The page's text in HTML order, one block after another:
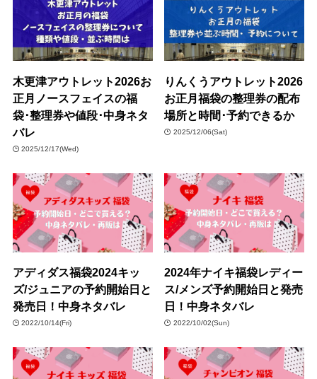
木更津アウトレット2026お
正月ノースフェイスの福
袋･整理券や値段･中身ネタ
バレ
2025/12/17(Wed)
りんくうアウトレット2026
お正月福袋の整理券の配布
場所と時間･予約できるか
2025/12/06(Sat)
アディダス福袋2024キッ
ズ/ジュニアの予約開始日と
発売日！中身ネタバレ
2022/10/14(Fri)
2024年ナイキ福袋レディー
ス/メンズ予約開始日と発売
日！中身ネタバレ
2022/10/02(Sun)